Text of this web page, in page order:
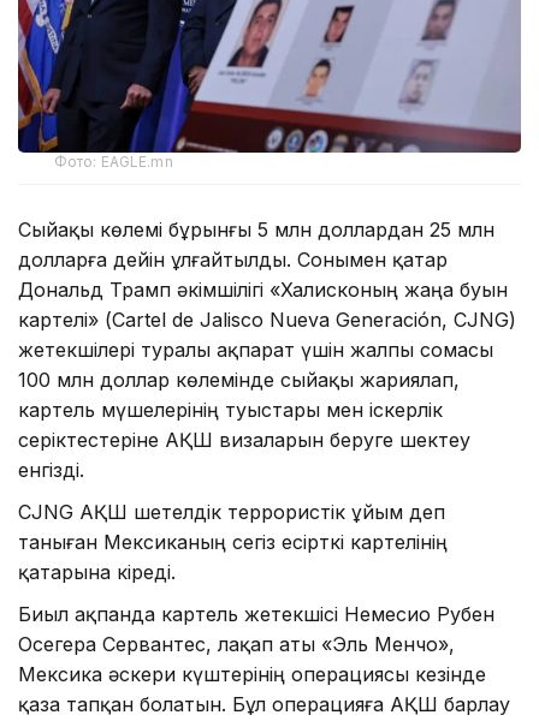
Фото: EAGLE.mn
Сыйақы көлемі бұрынғы 5 млн доллардан 25 млн
долларға дейін ұлғайтылды. Сонымен қатар
Дональд Трамп әкімшілігі «Халисконың жаңа буын
картелі» (Cartel de Jalisco Nueva Generación, CJNG)
жетекшілері туралы ақпарат үшін жалпы сомасы
100 млн доллар көлемінде сыйақы жариялап,
картель мүшелерінің туыстары мен іскерлік
серіктестеріне АҚШ визаларын беруге шектеу
енгізді.
CJNG АҚШ шетелдік террористік ұйым деп
таныған Мексиканың сегіз есірткі картелінің
қатарына кіреді.
Биыл ақпанда картель жетекшісі Немесио Рубен
Осегера Сервантес, лақап аты «Эль Менчо»,
Мексика әскери күштерінің операциясы кезінде
қаза тапқан болатын. Бұл операцияға АҚШ барлау